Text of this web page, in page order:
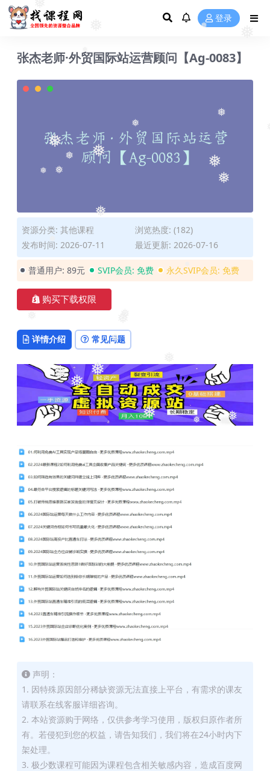
❅
❅
❅
❅❅ ❅
❅
❅ ❅
❅
❅
❅ ❅
❅
❅
❅
❅
❅ 登录
张杰老师·外贸国际站运营顾问【Ag-0083】
资源分类: 其他课程
浏览热度: (182)
发布时间: 2026-07-11
最近更新: 2026-07-16
普通用户: 89元 SVIP会员: 免费 永久SVIP会员: 免费
购买下载权限
详情介绍 常见问题
声明：
1. 因特殊原因部分稀缺资源无法直接上平台，有需求的课友
请联系在线客服详细咨询。
2. 本站资源购于网络，仅供参考学习使用，版权归原作者所
有。若侵犯到您的权益，请告知我们，我们将在24小时内下
架处理。
3. 极少数课程可能因为课程包含相关敏感内容，造成百度网